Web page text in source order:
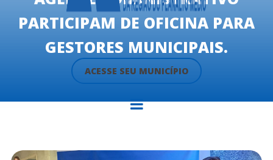
ACESSE SEU MUNICÍPIO
PARTICIPAM DE OFICINA PARA
GESTORES MUNICIPAIS.